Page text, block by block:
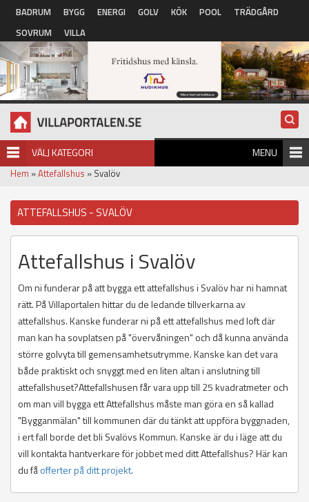
Hoppa till huvudinnehåll
BADRUM BYGG ENERGI GOLV KÖK POOL
TRÄDGÅRD
SOVRUM
VILLA
VÄLJ KATEGORI MENU
Hem »Attefallshus » Svalöv
ATTEFALLSHUS - SVALÖV
Attefallshus i Svalöv
Om ni funderar på att bygga ett attefallshus i Svalöv har ni hamnat
rätt. På Villaportalen hittar du de ledande tillverkarna av
attefallshus. Kanske funderar ni på ett attefallshus med loft där
man kan ha sovplatsen på "övervåningen" och då kunna använda
större golvyta till gemensamhetsutrymme. Kanske kan det vara
både praktiskt och snyggt med en liten altan i anslutning till
attefallshuset?Attefallshusen får vara upp till 25 kvadratmeter och
om man vill bygga ett Attefallshus måste man göra en så kallad
"Bygganmälan" till kommunen där du tänkt att uppföra byggnaden,
i ert fall borde det bli Svalövs Kommun. Kanske är du i läge att du
vill kontakta hantverkare för jobbet med ditt Attefallshus? Här kan
du fåofferter på ditt projekt.